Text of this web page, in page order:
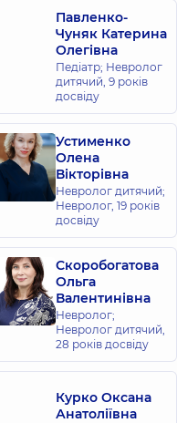
Павленко-
Чуняк Катерина
Олегівна
Педіатр; Невролог
дитячий, 9 років
досвіду
Устименко
Олена
Вікторівна
Невролог дитячий;
Невролог, 19 років
досвіду
Скоробогатова
Ольга
Валентинівна
Невролог;
Невролог дитячий,
28 років досвіду
Курко Оксана
Анатоліївна